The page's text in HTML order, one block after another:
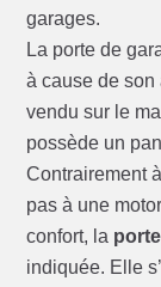
garages.
La porte de
à cause de son
vendu sur le
possède un
Contrairement
pas à une
confort, la
indiquée. Elle